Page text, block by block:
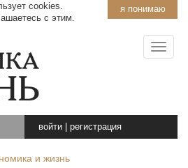
я понимаю
cookies.
с этим.
войти регистрация
и жизнь